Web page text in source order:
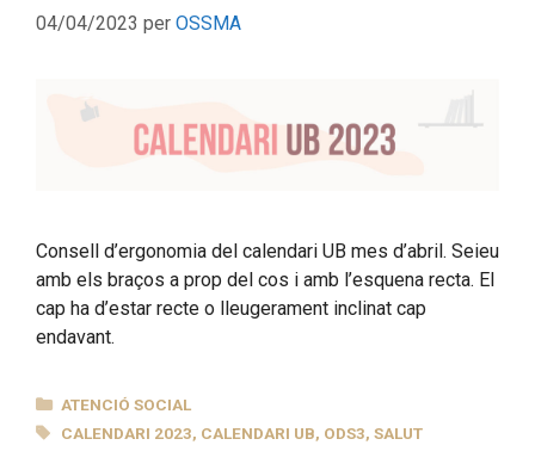
04/04/2023 per OSSMA
Consell d’ergonomia del calendari UB mes d’abril. Seieu
amb els braços a prop del cos i amb l’esquena recta. El
cap ha d’estar recte o lleugerament inclinat cap
endavant.
CATEGORIES
ATENCIÓ SOCIAL
ETIQUETES
CALENDARI 2023, CALENDARI UB, ODS3,SALUT